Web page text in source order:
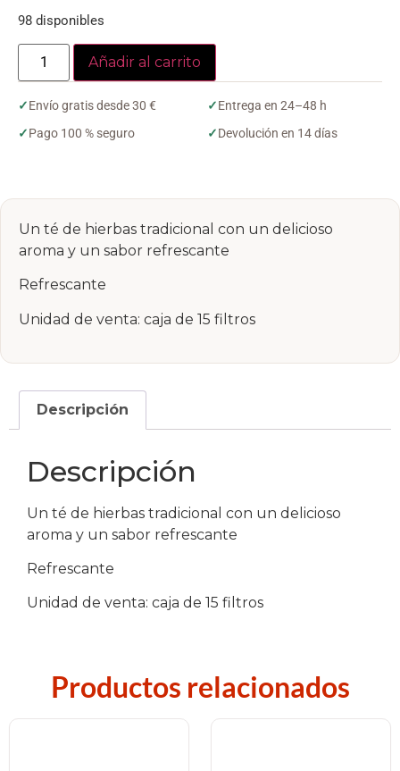
98 disponibles
Añadir al carrito
✓Envío gratis desde 30 € ✓Entrega en 24–48 h
✓Pago 100 % seguro ✓Devolución en 14 días
Un té de hierbas tradicional con un delicioso
aroma y un sabor refrescante
Refrescante
Unidad de venta: caja de 15 filtros
Descripción
Descripción
Un té de hierbas tradicional con un delicioso
aroma y un sabor refrescante
Refrescante
Unidad de venta: caja de 15 filtros
Productos relacionados